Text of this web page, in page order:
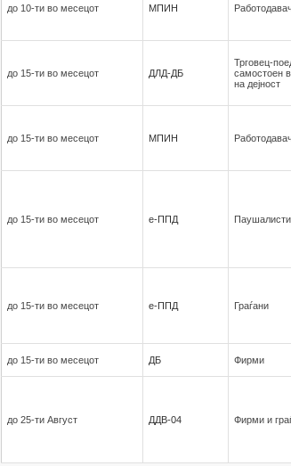
до 10-ти во месецот МПИН
до 15-ти во месецот ДЛД-ДБ
Трговец-
самостоен
на дејност
до 15-ти во месецот МПИН
до 15-ти во месецот е-ППД Паушалисти
до 15-ти во месецот е-ППД Граѓани
до 15-ти во месецот ДБ Фирми
до 25-ти Август ДДВ-04 Фирми и